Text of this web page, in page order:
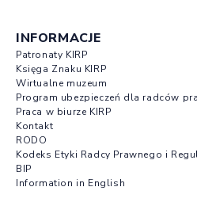
INFORMACJE
Patronaty KIRP
Księga Znaku KIRP
Wirtualne muzeum
Program ubezpieczeń dla radców
Praca w biurze KIRP
Kontakt
RODO
Kodeks Etyki Radcy Prawnego i
BIP
Information in English